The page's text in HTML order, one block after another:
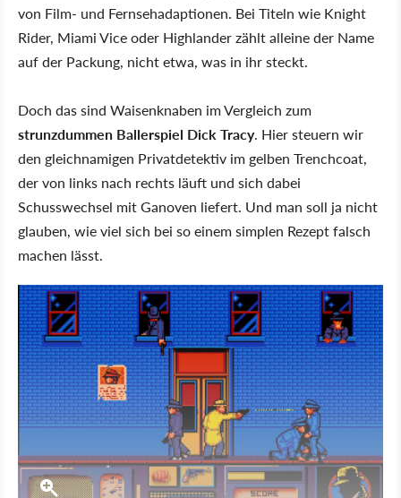
von Film- und Fernsehadaptionen. Bei Titeln wie Knight
Rider, Miami Vice oder Highlander zählt alleine der Name
auf der Packung, nicht etwa, was in ihr steckt.
Doch das sind Waisenknaben im Vergleich zum
strunzdummen Ballerspiel Dick Tracy. Hier steuern wir
den gleichnamigen Privatdetektiv im gelben Trenchcoat,
der von links nach rechts läuft und sich dabei
Schusswechsel mit Ganoven liefert. Und man soll ja nicht
glauben, wie viel sich bei so einem simplen Rezept falsch
machen lässt.